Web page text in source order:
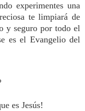
experimentes una
te limpiará de
y seguro por todo el
es el Evangelio del
es Jesús!